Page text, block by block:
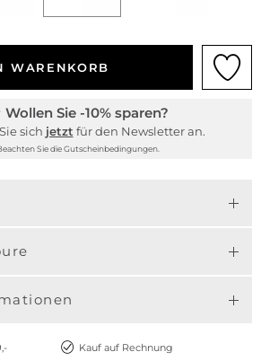
WARENKORB
Wollen Sie -10% sparen?
sich jetzt für den Newsletter an.
Sie die Gutscheinbedingungen.
Kauf auf Rechnung